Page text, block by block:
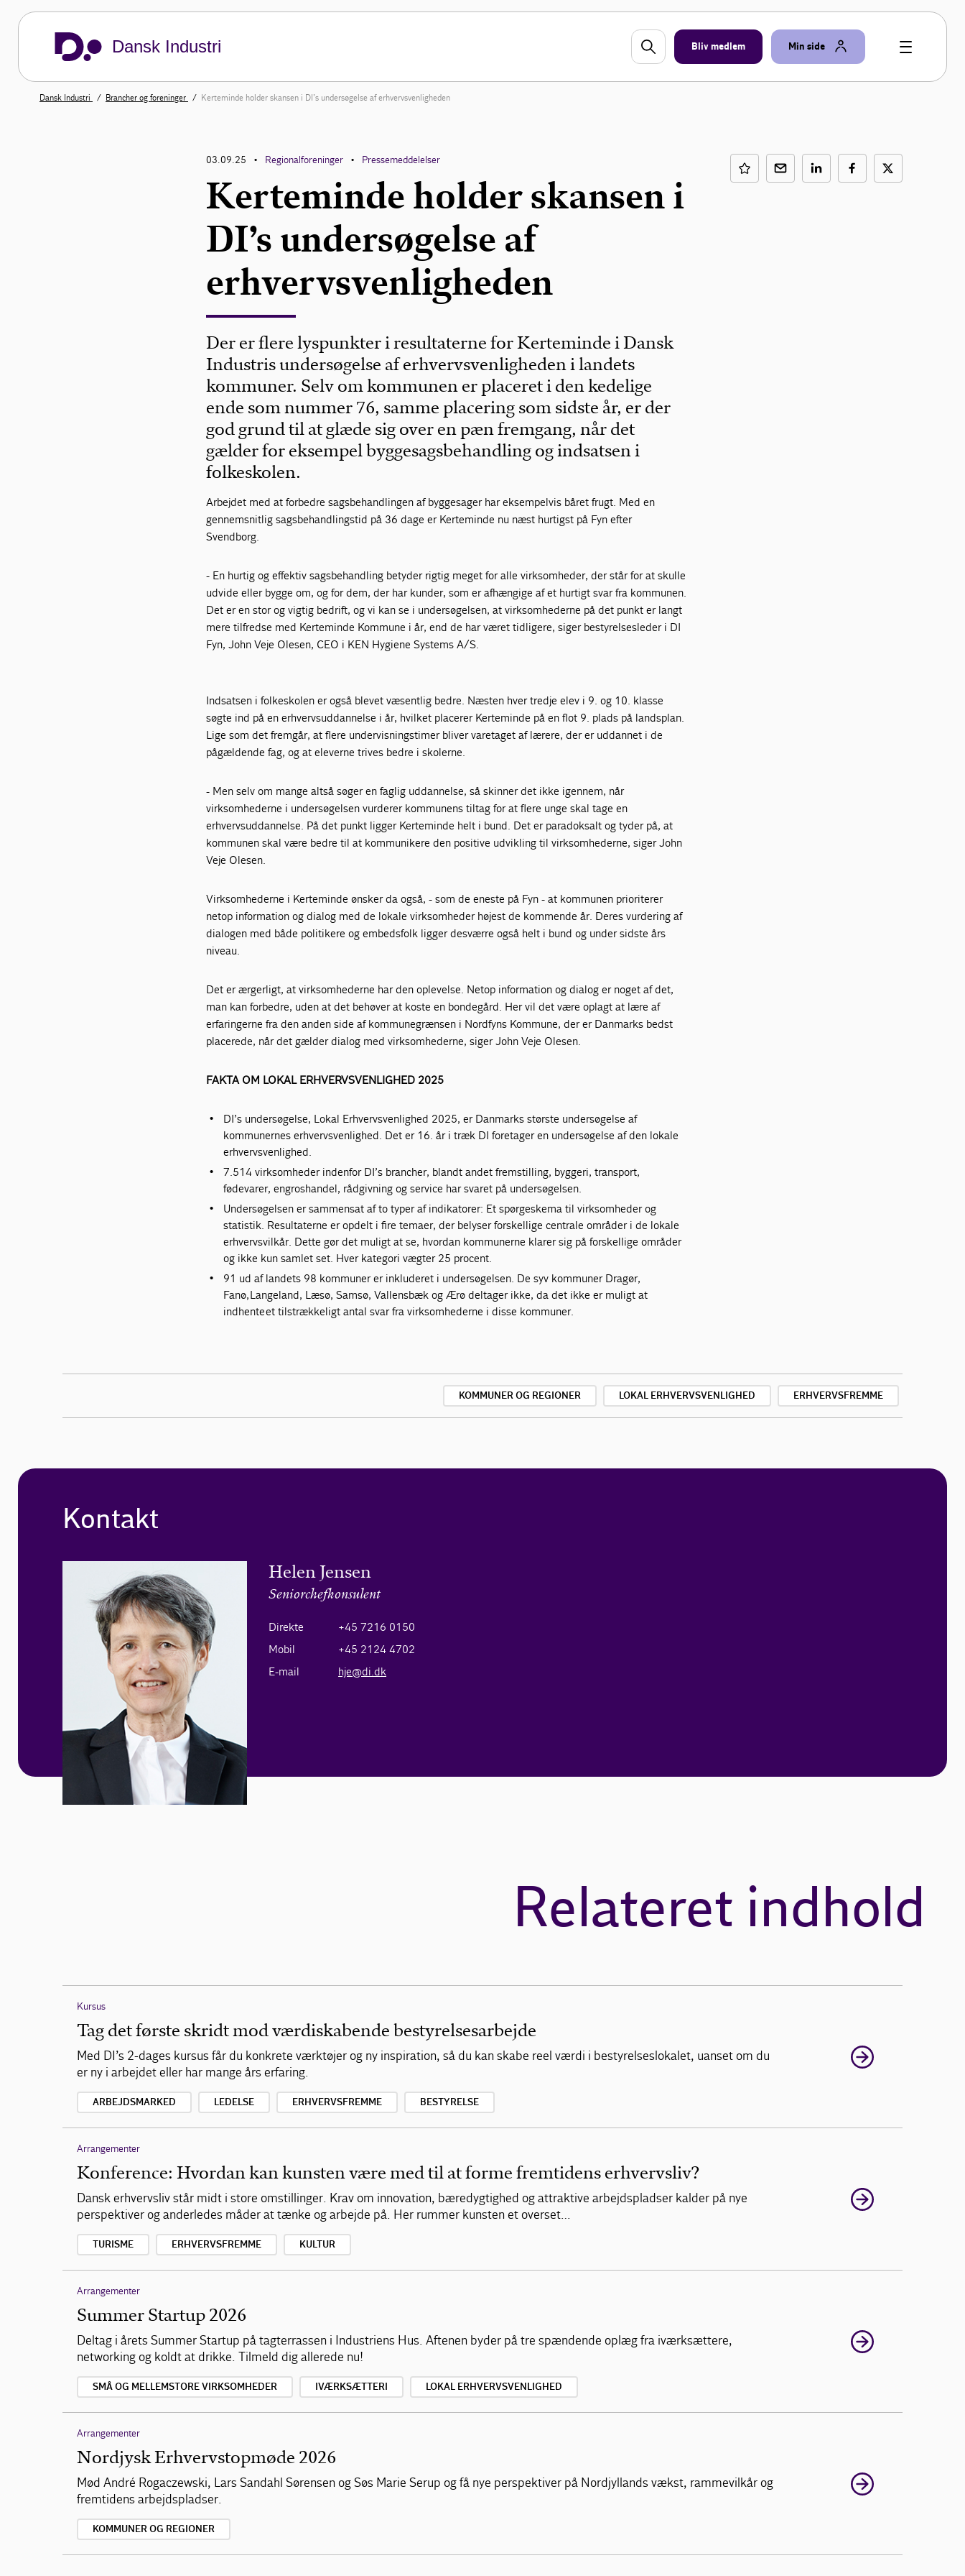
Dansk Industri Bliv medlem Min side
Dansk Industri Brancher og foreninger Kerteminde holder skansen i DI’s undersøgelse af erhvervsvenligheden
03.09.25 • Regionalforeninger • Pressemeddelelser
Kerteminde holder skansen i
DI’s undersøgelse af
erhvervsvenligheden
Der er flere lyspunkter i resultaterne for Kerteminde i Dansk
Industris undersøgelse af erhvervsvenligheden i landets
kommuner. Selv om kommunen er placeret i den kedelige
ende som nummer 76, samme placering som sidste år, er der
god grund til at glæde sig over en pæn fremgang, når det
gælder for eksempel byggesagsbehandling og indsatsen i
folkeskolen.
Arbejdet med at forbedre sagsbehandlingen af byggesager har eksempelvis båret frugt. Med en
gennemsnitlig sagsbehandlingstid på 36 dage er Kerteminde nu næst hurtigst på Fyn efter
Svendborg.
- En hurtig og effektiv sagsbehandling betyder rigtig meget for alle virksomheder, der står for at skulle
udvide eller bygge om, og for dem, der har kunder, som er afhængige af et hurtigt svar fra kommunen.
Det er en stor og vigtig bedrift, og vi kan se i undersøgelsen, at virksomhederne på det punkt er langt
mere tilfredse med Kerteminde Kommune i år, end de har været tidligere, siger bestyrelsesleder i DI
Fyn, John Veje Olesen, CEO i KEN Hygiene Systems A/S.
Indsatsen i folkeskolen er også blevet væsentlig bedre. Næsten hver tredje elev i 9. og 10. klasse
søgte ind på en erhvervsuddannelse i år, hvilket placerer Kerteminde på en flot 9. plads på landsplan.
Lige som det fremgår, at flere undervisningstimer bliver varetaget af lærere, der er uddannet i de
pågældende fag, og at eleverne trives bedre i skolerne.
- Men selv om mange altså søger en faglig uddannelse, så skinner det ikke igennem, når
virksomhederne i undersøgelsen vurderer kommunens tiltag for at flere unge skal tage en
erhvervsuddannelse. På det punkt ligger Kerteminde helt i bund. Det er paradoksalt og tyder på, at
kommunen skal være bedre til at kommunikere den positive udvikling til virksomhederne, siger John
Veje Olesen.
Virksomhederne i Kerteminde ønsker da også, - som de eneste på Fyn - at kommunen prioriterer
netop information og dialog med de lokale virksomheder højest de kommende år. Deres vurdering af
dialogen med både politikere og embedsfolk ligger desværre også helt i bund og under sidste års
niveau.
Det er ærgerligt, at virksomhederne har den oplevelse. Netop information og dialog er noget af det,
man kan forbedre, uden at det behøver at koste en bondegård. Her vil det være oplagt at lære af
erfaringerne fra den anden side af kommunegrænsen i Nordfyns Kommune, der er Danmarks bedst
placerede, når det gælder dialog med virksomhederne, siger John Veje Olesen.
FAKTA OM LOKAL ERHVERVSVENLIGHED 2025
DI’s undersøgelse, Lokal Erhvervsvenlighed 2025, er Danmarks største undersøgelse af
kommunernes erhvervsvenlighed. Det er 16. år i træk DI foretager en undersøgelse af den lokale
erhvervsvenlighed.
7.514 virksomheder indenfor DI’s brancher, blandt andet fremstilling, byggeri, transport,
fødevarer, engroshandel, rådgivning og service har svaret på undersøgelsen.
Undersøgelsen er sammensat af to typer af indikatorer: Et spørgeskema til virksomheder og
statistik. Resultaterne er opdelt i fire temaer, der belyser forskellige centrale områder i de lokale
erhvervsvilkår. Dette gør det muligt at se, hvordan kommunerne klarer sig på forskellige områder
og ikke kun samlet set. Hver kategori vægter 25 procent.
91 ud af landets 98 kommuner er inkluderet i undersøgelsen. De syv kommuner Dragør,
Fanø, Langeland, Læsø, Samsø, Vallensbæk og Ærø deltager ikke, da det ikke er muligt at
indhente et tilstrækkeligt antal svar fra virksomhederne i disse kommuner.
KOMMUNER OG REGIONER LOKAL ERHVERVSVENLIGHED ERHVERVSFREMME
Kontakt
Helen Jensen
Seniorchefkonsulent
Direkte
+45 7216 0150
Mobil
+45 2124 4702
E-mail
hje@di.dk
Relateret indhold
Kursus
Tag det første skridt mod værdiskabende bestyrelsesarbejde
Med DI’s 2-dages kursus får du konkrete værktøjer og ny inspiration, så du kan skabe reel værdi i bestyrelseslokalet, uanset om du
er ny i arbejdet eller har mange års erfaring.
ARBEJDSMARKED LEDELSE ERHVERVSFREMME BESTYRELSE
Arrangementer
Konference: Hvordan kan kunsten være med til at forme fremtidens erhvervsliv?
Dansk erhvervsliv står midt i store omstillinger. Krav om innovation, bæredygtighed og attraktive arbejdspladser kalder på nye
perspektiver og anderledes måder at tænke og arbejde på. Her rummer kunsten et overset…
TURISME ERHVERVSFREMME KULTUR
Arrangementer
Summer Startup 2026
Deltag i årets Summer Startup på tagterrassen i Industriens Hus. Aftenen byder på tre spændende oplæg fra iværksættere,
networking og koldt at drikke. Tilmeld dig allerede nu!
SMÅ OG MELLEMSTORE VIRKSOMHEDER IVÆRKSÆTTERI LOKAL ERHVERVSVENLIGHED
Arrangementer
Nordjysk Erhvervstopmøde 2026
Mød André Rogaczewski, Lars Sandahl Sørensen og Søs Marie Serup og få nye perspektiver på Nordjyllands vækst, rammevilkår og
fremtidens arbejdspladser.
KOMMUNER OG REGIONER